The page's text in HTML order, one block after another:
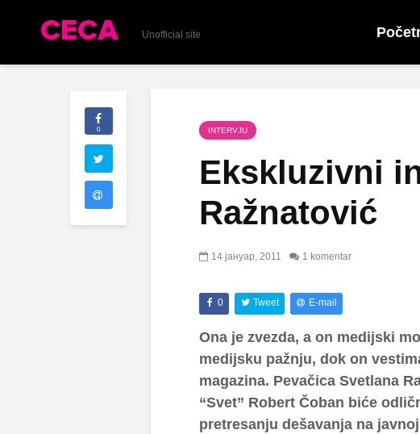
Unofficial site
0 INTERVJU
Ekskluzivni
Ražnatović
14 јануар, 2011 1 komentar
0 Tweet E-mail
Ona je zvezda, a on medijski
medijsku pažnju, dok on
magazina. Pevačica Svetlana
“Svet” Robert Čoban biće
pretresanju dešavanja na